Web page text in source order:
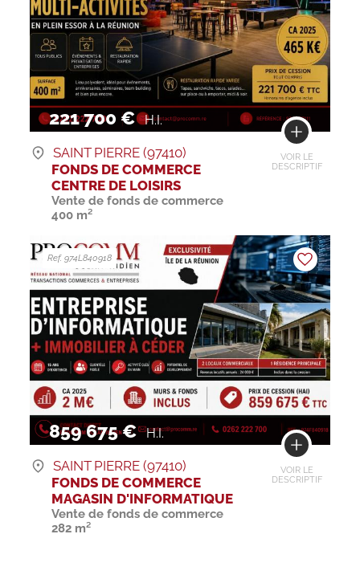
221 700 € H.I.
VOIR LE
DESCRIPTIF
SAINT PIERRE (97410)
FONDS DE COMMERCE
CENTRE DE LOISIRS
Vente de fonds de commerce
400 m²
859 675 € H.I.
VOIR LE
DESCRIPTIF
Ref. 974L840918
SAINT PIERRE (97410)
FONDS DE COMMERCE
MAGASIN D'INFORMATIQUE
Vente de fonds de commerce
282 m²